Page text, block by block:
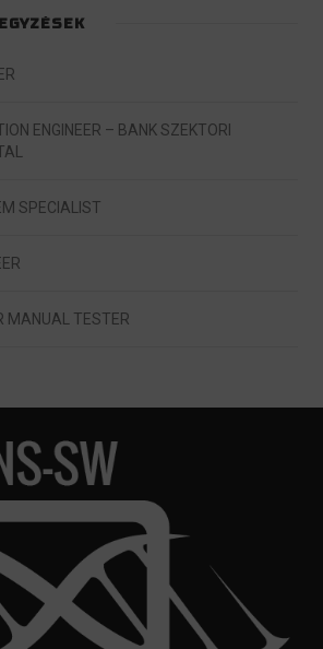
ENGINEER – BANK SZEKTORI
SPECIALIST
MANUAL TESTER